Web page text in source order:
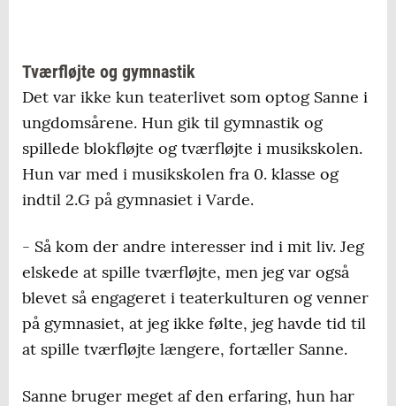
Tværfløjte og gymnastik
Det var ikke kun teaterlivet som optog Sanne i
ungdomsårene. Hun gik til gymnastik og
spillede blokfløjte og tværfløjte i musikskolen.
Hun var med i musikskolen fra 0. klasse og
indtil 2.G på gymnasiet i Varde.
- Så kom der andre interesser ind i mit liv. Jeg
elskede at spille tværfløjte, men jeg var også
blevet så engageret i teaterkulturen og venner
på gymnasiet, at jeg ikke følte, jeg havde tid til
at spille tværfløjte længere, fortæller Sanne.
Sanne bruger meget af den erfaring, hun har